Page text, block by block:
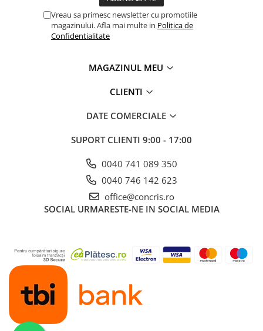
Vreau sa primesc newsletter cu promotiile
magazinului. Afla mai multe in Politica de
Confidentialitate
MAGAZINUL MEU
CLIENTI
DATE COMERCIALE
SUPORT CLIENTI 9:00 - 17:00
0040 741 089 350
0040 746 142 623
office@concris.ro
SOCIAL URMARESTE-NE IN SOCIAL MEDIA